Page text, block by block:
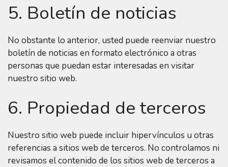
5. Boletín de noticias
No obstante lo anterior, usted puede reenviar nuestro
boletín de noticias en formato electrónico a otras
personas que puedan estar interesadas en visitar
nuestro sitio web.
6. Propiedad de terceros
Nuestro sitio web puede incluir hipervínculos u otras
referencias a sitios web de terceros. No controlamos ni
revisamos el contenido de los sitios web de terceros a